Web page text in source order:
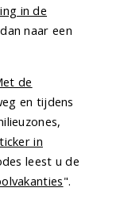
in de
naar een
de
en tijdens
in
leest u de
".